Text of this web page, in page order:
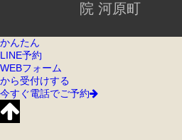
院 河原町
かんたん
LINE予約
WEBフォーム
から受付けする
今すぐ電話でご予約